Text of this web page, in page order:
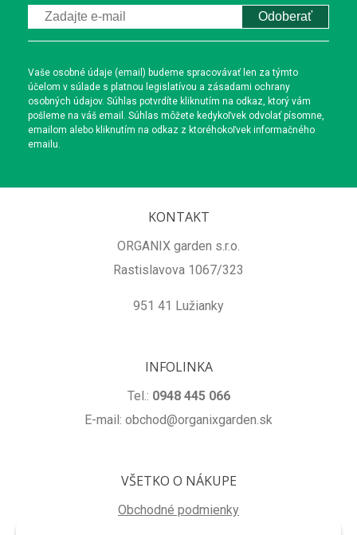
Odoberať
Vaše osobné údaje (email) budeme spracovávať len za týmto
účelom v súlade s platnou legislatívou a zásadami ochrany
osobných údajov. Súhlas potvrdíte kliknutím na odkaz, ktorý vám
pošleme na váš email. Súhlas môžete kedykoľvek odvolať písomne,
emailom alebo kliknutím na odkaz z ktoréhokoľvek informačného
emailu.
KONTAKT
ORGANIX garden s.r.o.
Rastislavova 1067/323
951 41 Lužianky
INFOLINKA
Tel.: 0948 445 066
E-mail: obchod@organixgarden.sk
VŠETKO O NÁKUPE
Obchodné podmienky